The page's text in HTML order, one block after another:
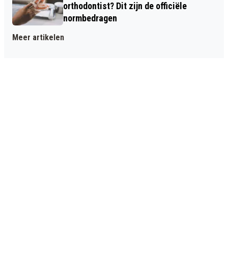
orthodontist? Dit zijn de officiële
normbedragen
Meer artikelen